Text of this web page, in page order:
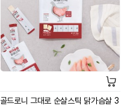
골드로니 그대로 순살스틱 닭가슴살 3